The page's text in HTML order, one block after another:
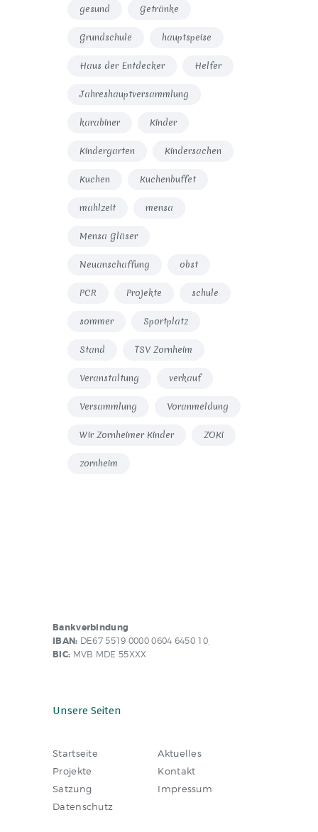
gesund Getränke
Grundschule hauptspeise
Haus der Entdecker Helfer
Jahreshauptversammlung
karabiner Kinder
Kindergarten Kindersachen
Kuchen Kuchenbuffet
mahlzeit mensa
Mensa Gläser
Neuanschaffung obst
PCR Projekte schule
sommer Sportplatz
Stand TSV Zornheim
Veranstaltung verkauf
Versammlung Voranmeldung
Wir Zornheimer Kinder ZOKi
zornheim
Bankverbindung
IBAN: DE67 5519 0000 0604 6450 10,
BIC: MVB MDE 55XXX
Unsere Seiten
Startseite
Aktuelles
Projekte
Kontakt
Satzung
Impressum
Datenschutz